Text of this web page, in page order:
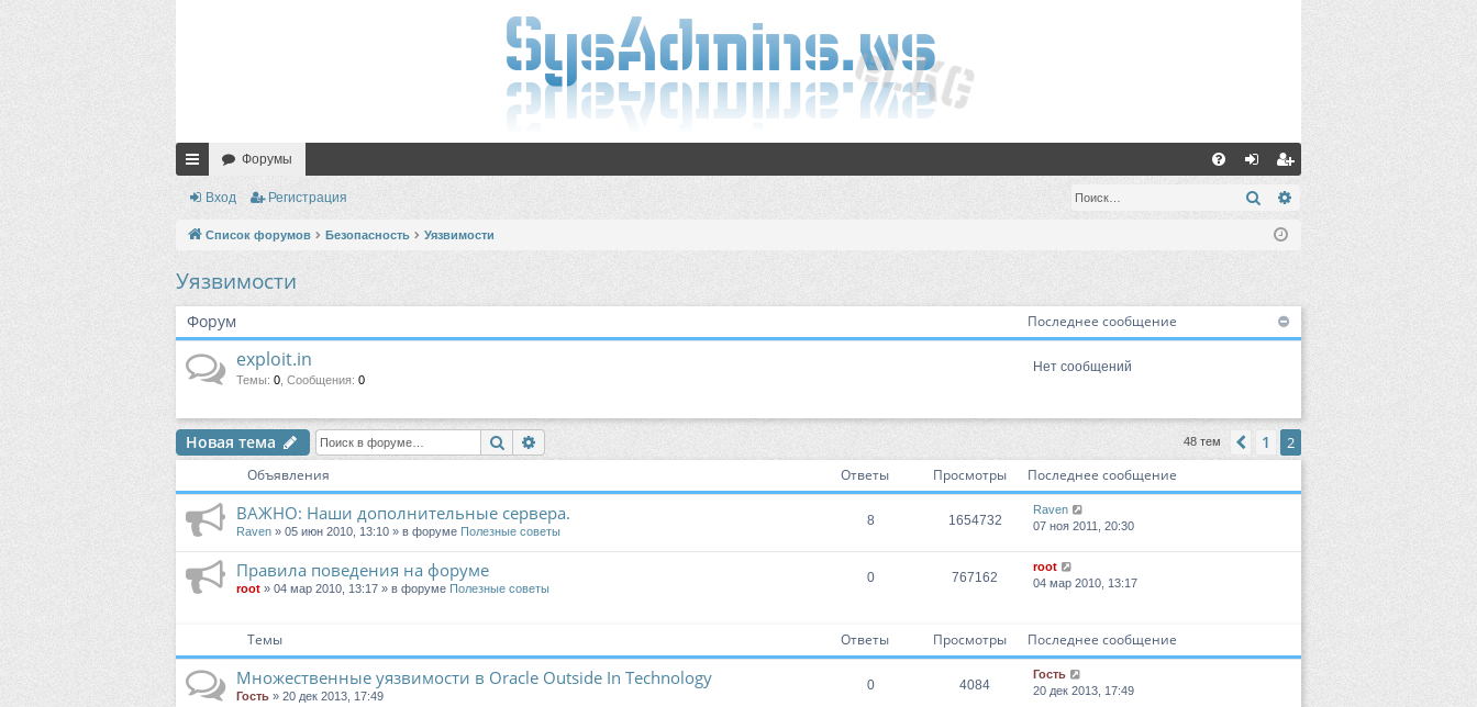
С
с
ы
и
Форумы
хо ег
ис
ия
Вход Регистрация Поиск
Список форумов Безопасность Уязвимости
Уязвимости
Форум Последнее сообщение
exploit.in
Темы: 0 Сообщения: 0
Нет сообщений
Новая тема Поиск 48 тем Пред.
1 2
Объявления Ответы Просмотры Последнее сообщение
ВАЖНО: Наши дополнительные сервера.
Raven » 05 июн 2010, 13:10 » в форуме Полезные советы
8 1654732
Raven
07 ноя 2011, 20:30
Правила поведения на форуме
root » 04 мар 2010, 13:17 » в форуме Полезные советы
0 767162
root
04 мар 2010, 13:17
Темы Ответы Просмотры Последнее сообщение
Множественные уязвимости в Oracle Outside In Technology
Гость » 20 дек 2013, 17:49
0 4084
Гость
20 дек 2013, 17:49